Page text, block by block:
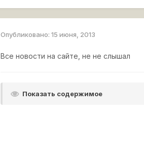
Опубликовано:15 июня, 2013
Все новости на сайте, не не слышал
Показать содержимое